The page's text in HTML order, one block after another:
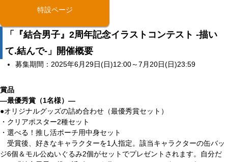
特設ページ
「『結合男子』2周年記念イラストコンテスト -描い
て.結んで-」開催概要
募集期間：2025年6月29日(日)12:00～7月20日(日)23:59
賞品
―最優秀賞（1名様）―
●オリジナルグッズの詰め合わせ（最優秀賞セット）
・クリアポスター2種セット
・選べる！推し活ポーチ用中身セット
受賞後、好きなキャラクターを1人指定。該当キャラクターの缶バッ
ジ6個＆モル公ぬいぐるみ2個がセットでプレゼントされます。自分だ